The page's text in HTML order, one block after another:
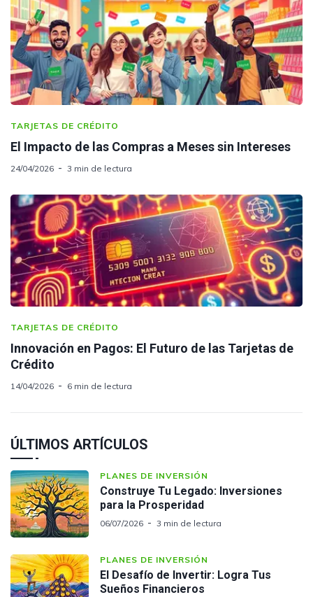
TARJETAS DE CRÉDITO
El Impacto de las Compras a Meses sin Intereses
24/04/2026 3 min de lectura
TARJETAS DE CRÉDITO
Innovación en Pagos: El Futuro de las Tarjetas de
Crédito
14/04/2026 6 min de lectura
ÚLTIMOS ARTÍCULOS
PLANES DE INVERSIÓN
Construye Tu Legado: Inversiones
para la Prosperidad
06/07/2026 3 min de lectura
PLANES DE INVERSIÓN
El Desafío de Invertir: Logra Tus
Sueños Financieros